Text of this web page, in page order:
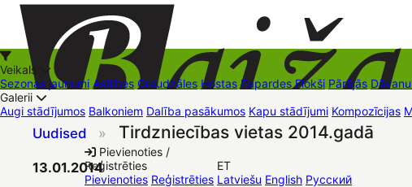
+37126545879 baizas@baizas.lv
Pievienoties /
Reģistrēties
Pievienoties Reģistrēties
ET
Latviešu English Русский
Veikals
Sezonas jaunumi Astilbes Graudzāles Hostas Papardes Flokši Pārējās
Galerii
Augi stādījumos Balkoniem Dalība pasākumos Kapu stādījumi Kompozīcijas
Uudised » Tirdzniecības vietas 2014.gadā
13.01.2014